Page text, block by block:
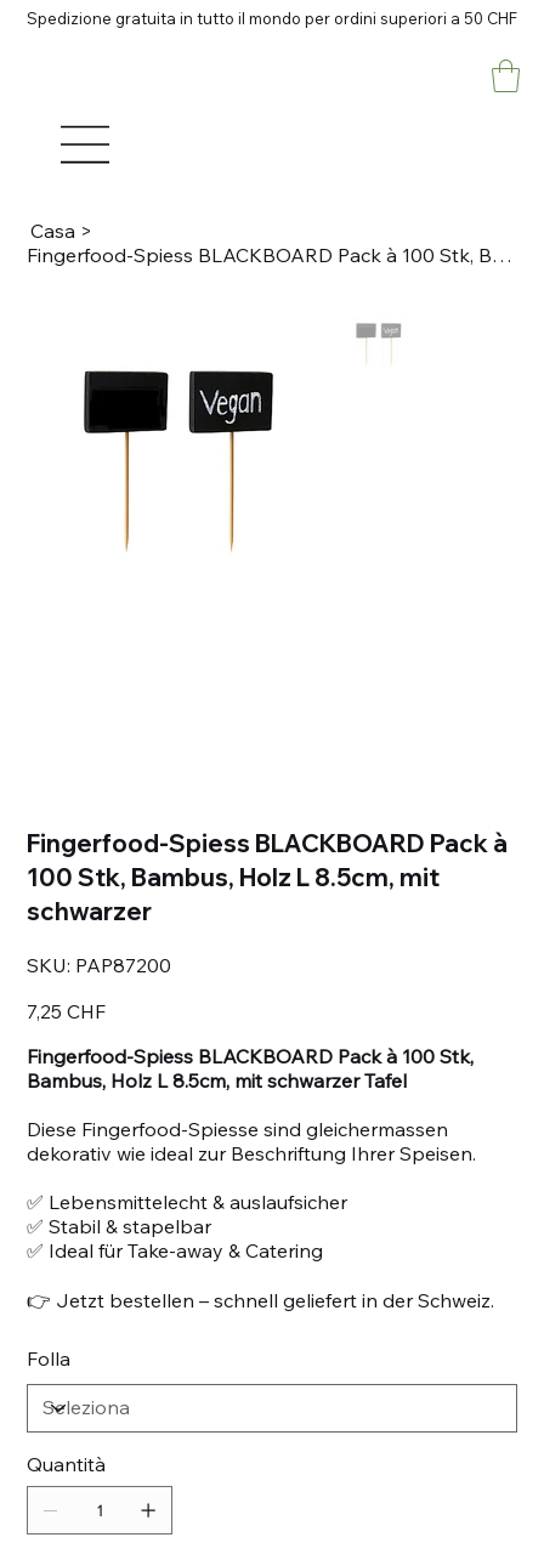
Spedizione gratuita in tutto il mondo per ordini superiori a 50 CHF
Casa >
Fingerfood-Spiess BLACKBOARD Pack à 100 Stk, Bambus, Holz L 8.5cm, mit schwarzer
Fingerfood-Spiess BLACKBOARD Pack à
100 Stk, Bambus, Holz L 8.5cm, mit
schwarzer
SKU: SKU
PAP87200
PAP87200
7,25 CHF
Fingerfood-Spiess BLACKBOARD Pack à 100 Stk,
Bambus, Holz L 8.5cm, mit schwarzer Tafel
Diese Fingerfood-Spiesse sind gleichermassen
dekorativ wie ideal zur Beschriftung Ihrer Speisen.
✅ Lebensmittelecht & auslaufsicher
✅ Stabil & stapelbar
✅ Ideal für Take-away & Catering
👉 Jetzt bestellen – schnell geliefert in der Schweiz.
Folla
Quantità